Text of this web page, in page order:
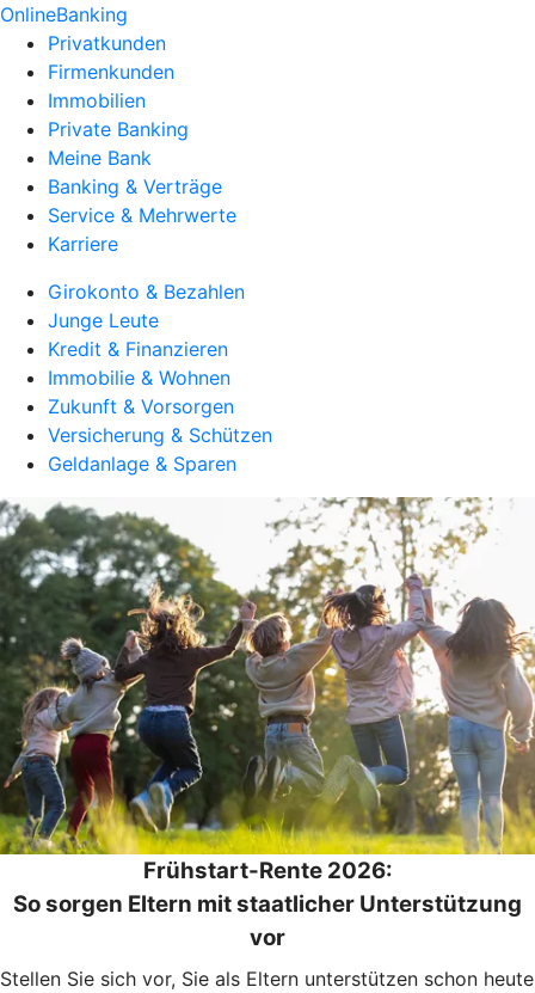
OnlineBanking
Privatkunden
Firmenkunden
Immobilien
Private Banking
Meine Bank
Banking & Verträge
Service & Mehrwerte
Karriere
Girokonto & Bezahlen
Junge Leute
Kredit & Finanzieren
Immobilie & Wohnen
Zukunft & Vorsorgen
Versicherung & Schützen
Geldanlage & Sparen
Frühstart-Rente 2026:
So sorgen Eltern mit staatlicher Unterstützung
vor
Stellen Sie sich vor, Sie als Eltern unterstützen schon heute